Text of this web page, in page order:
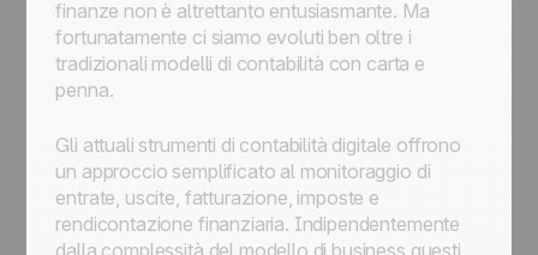
finanze non è altrettanto entusiasmante. Ma
fortunatamente ci siamo evoluti ben oltre i
tradizionali modelli di contabilità con carta e
penna.
Gli attuali strumenti di contabilità digitale offrono
un approccio semplificato al monitoraggio di
entrate, uscite, fatturazione, imposte e
rendicontazione finanziaria. Indipendentemente
dalla complessità del modello di business,questi